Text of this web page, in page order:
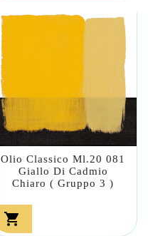
Olio Classico Ml.20 081
Giallo Di Cadmio
Chiaro ( Gruppo 3 )
